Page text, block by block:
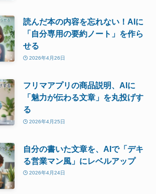
読んだ本の内容を忘れない！AIに
「自分専用の要約ノート」を作ら
せる
2026年4月26日
フリマアプリの商品説明、AIに
「魅力が伝わる文章」を丸投げす
る
2026年4月25日
自分の書いた文章を、AIで「デキ
る営業マン風」にレベルアップ
2026年4月24日